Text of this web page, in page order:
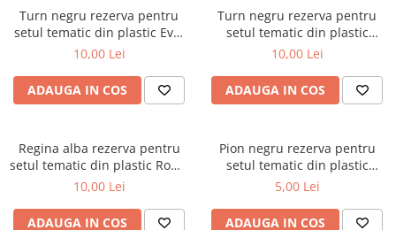
Step 2
Step 3
Step 5
Tabla De Demonstratie
Tactica
Turn negru rezerva pentru
setul tematic din plastic Evul
Mediu
10,00 Lei
ADAUGA IN COS
Turn negru rezerva pentru
setul tematic din plastic
Viking
10,00 Lei
ADAUGA IN COS
Regina alba rezerva pentru
setul tematic din plastic Roma
Antica
10,00 Lei
ADAUGA IN COS
Pion negru rezerva pentru
setul tematic din plastic
Viking
5,00 Lei
ADAUGA IN COS